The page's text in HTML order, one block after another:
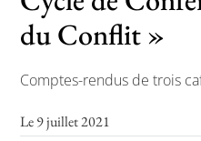
du Conflit »
Comptes-rendus de trois
Le 9 juillet 2021